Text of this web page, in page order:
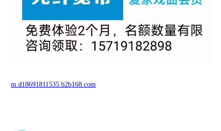
m.d18691811535.b2b168.com